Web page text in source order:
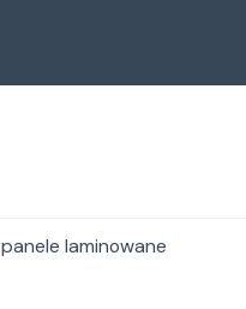
panele laminowane